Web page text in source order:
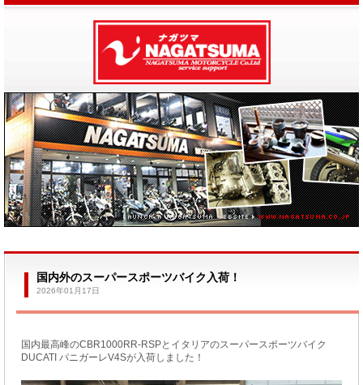
国内外のスーパースポーツバイク入荷！
2026年01月17日
国内最高峰のCBR1000RR-RSPとイタリアのスーパースポーツバイク
DUCATI パニガーレV4Sが入荷しました！